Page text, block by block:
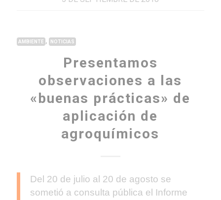
AMBIENTE , NOTICIAS
Presentamos
observaciones a las
«buenas prácticas» de
aplicación de
agroquímicos
Del 20 de julio al 20 de agosto se
sometió a consulta pública el Informe